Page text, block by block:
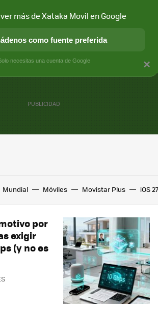
MÓVIL Y SOCIEDAD APLICACIONES
Mundial Móviles Movistar Plus iOS 27
por
exigir
(y no es
×
más de Xataka Movil en Google
como fuente preferida
necesitas una cuenta de Google